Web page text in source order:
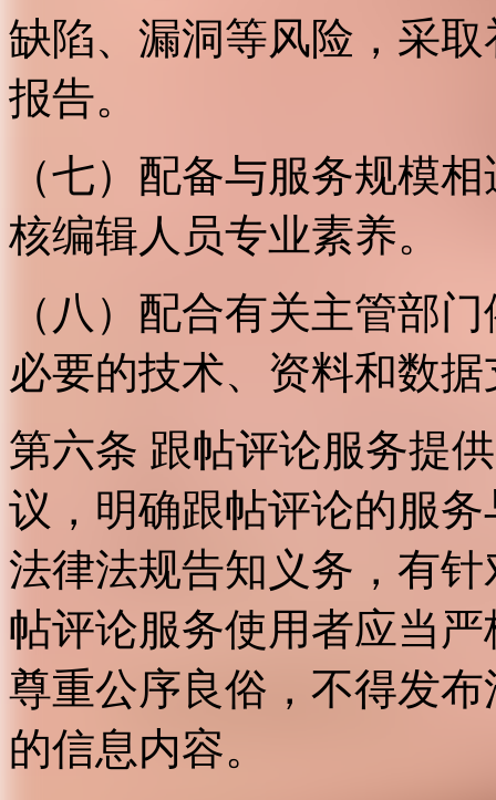
缺陷、漏洞等风险，采
报告。
（七）配备与服务规模
核编辑人员专业素养。
（八）配合有关主管部
必要的技术、资料和数
第六条 跟帖评论服务提
议，明确跟帖评论的服
法律法规告知义务，有
帖评论服务使用者应当
尊重公序良俗，不得发
的信息内容。